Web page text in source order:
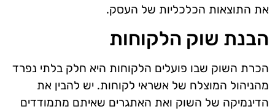
את התוצאות הכלכליות של העסק.
הבנת שוק הלקוחות
הכרת השוק שבו פועלים הלקוחות היא חלק בלתי נפרד
מהניהול המוצלח של אשראי לקוחות. יש להבין את
הדינמיקה של השוק ואת האתגרים שאיתם מתמודדים